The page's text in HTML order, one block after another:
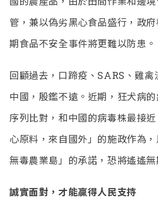
管，兼以偽劣黑心食品盛行，政
期食品不安全事件將更難以防患。
回顧過去，口蹄疫、SARS、雞禽
中國，殷鑑不遠。近期，狂犬病
序列比對，和中國的病毒株最接
心原料，來自國外」的施政作為
無毒農業島」的承諾，恐將遙遙無
誠實面對，才能贏得人民支持